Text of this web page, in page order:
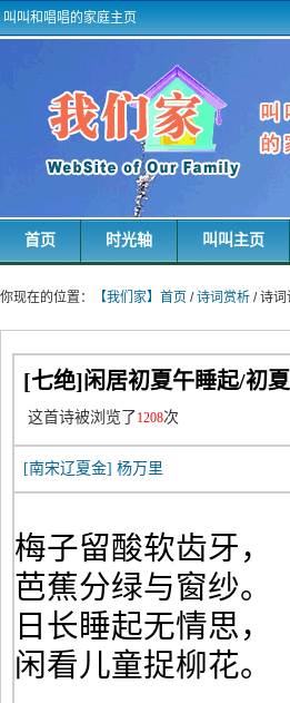
叫叫和唱唱的家庭主页
首页 时光轴 叫叫主页
你现在的位置： 【我们家】首页 /诗词赏析 / 诗词
[七绝]闲居初夏午睡起/初
这首诗被浏览了1208次
[南宋辽夏金] 杨万里
梅子留酸软齿牙，
芭蕉分绿与窗纱。
日长睡起无情思，
闲看儿童捉柳花。